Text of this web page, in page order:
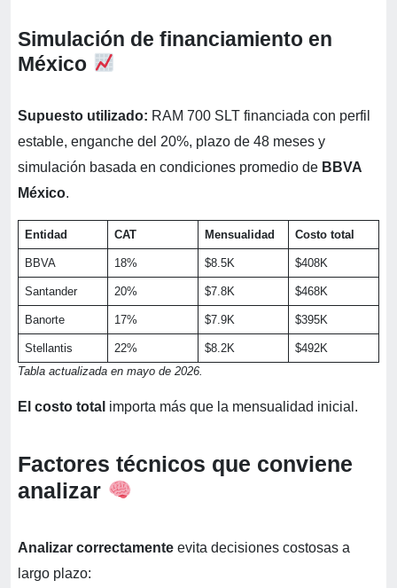
Simulación de financiamiento en
México
Supuesto utilizado: RAM 700 SLT financiada con perfil
estable, enganche del 20%, plazo de 48 meses y
simulación basada en condiciones promedio de BBVA
México.
Entidad CAT Mensualidad Costo total
BBVA 18% $8.5K $408K
Santander 20% $7.8K $468K
Banorte 17% $7.9K $395K
Stellantis 22% $8.2K
$492K
Tabla actualizada en mayo de 2026.
El costo total importa más que la mensualidad inicial.
Factores técnicos que conviene
analizar
Analizar correctamente evita decisiones costosas a
largo plazo: